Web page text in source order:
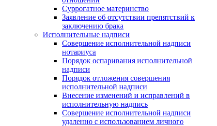
Суррогатное материнство
Заявление об отсутствии препятствий к
заключению брака
Исполнительные надписи
Совершение исполнительной надписи
нотариуса
Порядок оспаривания исполнительной
надписи
Порядок отложения совершения
исполнительной надписи
Внесение изменений и исправлений в
исполнительную надпись
Совершение исполнительной надписи
удаленно с использованием личного